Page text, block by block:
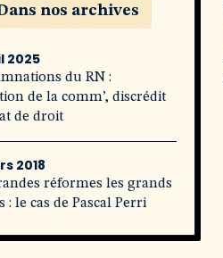
nos archives
2025
du RN :
de la comm’, discrédit
de droit
2018
réformes les grands
: le cas de Pascal Perri